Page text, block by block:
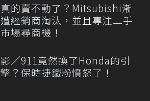
真的賣不動了？Mitsubishi漸
遭經銷商淘汰，並且專注二手
市場尋商機！
影／911竟然換了Honda的引
擎？保時捷鐵粉憤怒了！